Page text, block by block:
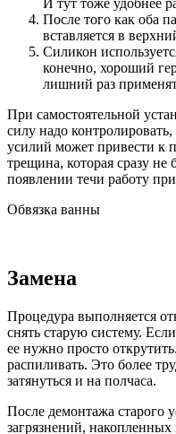
После того как оба
вставляется в
Силикон
конечно, хороший
лишний раз
При самостоятельной
силу надо
усилий может привести к
трещина, которая сразу
появлении течи работу
Обвязка ванны
Замена
Процедура выполняется
снять старую систему.
ее нужно просто
распиливать. Это более
затянуться и на полчаса.
После демонтажа старого
загрязнений, накопленных